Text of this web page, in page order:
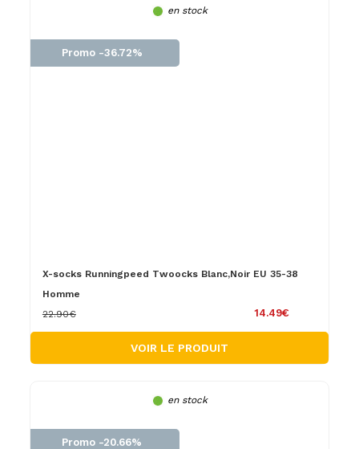
en stock
Promo -36.72%
X-socks Runningpeed Twoocks Blanc,Noir EU 35-38
Homme
14.49€
22.90€
VOIR LE PRODUIT
en stock
Promo -20.66%